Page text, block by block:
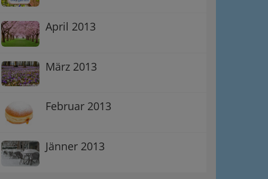
April 2013
März 2013
Februar 2013
Jänner 2013